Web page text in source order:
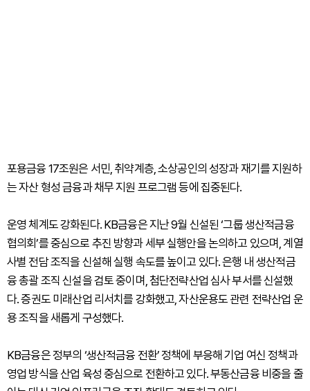
포용금융 17조원은 서민, 취약계층, 소상공인의 성장과 재기를 지원하
는 자산 형성 금융과 채무 지원 프로그램 등에 집중된다.
운영 체계도 강화된다. KB금융은 지난 9월 신설된 ‘그룹 생산적금융
협의회’를 중심으로 추진 방향과 세부 실행안을 논의하고 있으며, 계열
사별 전담 조직을 신설해 실행 속도를 높이고 있다. 은행 내 생산적금
융 총괄 조직 신설을 검토 중이며, 첨단전략산업 심사 부서를 신설했
다. 증권도 미래산업 리서치를 강화했고, 자산운용도 관련 전략산업 운
용 조직을 새롭게 구성했다.
KB금융은 정부의 ‘생산적금융 전환’ 정책에 부응해 기업 여신 정책과
영업 방식을 산업 육성 중심으로 전환하고 있다. 부동산금융 비중을 줄